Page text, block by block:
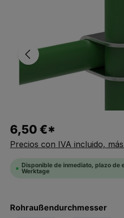
6,50 €*
Precios con IVA incluido,
Disponible de inmediato, plazo de
Werktage
Seleccionar
Rohraußendurchmesser